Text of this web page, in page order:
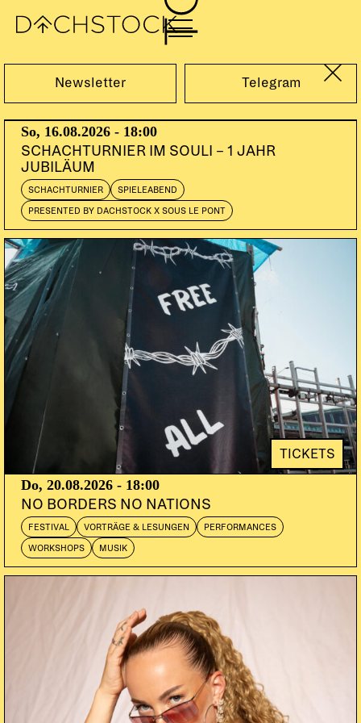
Sa, 28.05.2011
WILD WILD EAST
SHANTEL
DOORS:
Newsletter Telegram
So, 16.08.2026 - 18:00
SCHACHTURNIER IM SOULI – 1 JAHR
JUBILÄUM
SCHACHTURNIER SPIELEABEND
PRESENTED BY DACHSTOCK X SOUS LE PONT
TICKETS
Do, 20.08.2026 - 18:00
NO BORDERS NO NATIONS
FESTIVAL VORTRÄGE & LESUNGEN PERFORMANCES
WORKSHOPS MUSIK